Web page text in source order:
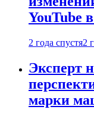
YouTube
2 года спустя2
Эксперт
марки